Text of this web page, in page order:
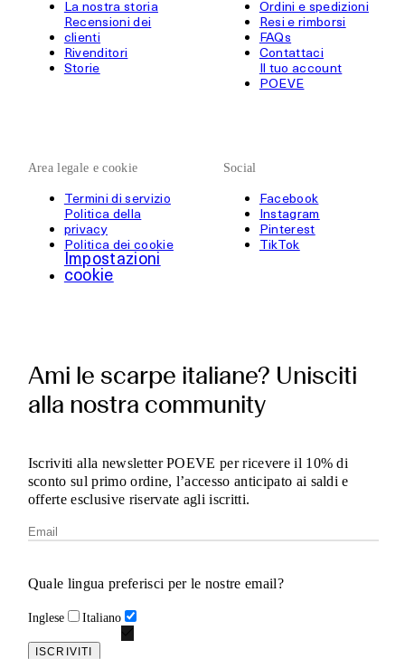
La nostra storia
Recensioni dei
clienti
Rivenditori
Storie
Ordini e spedizioni
Resi e rimborsi
FAQs
Contattaci
Il tuo account
POEVE
Area legale e cookie
Termini di servizio
Politica della
privacy
Politica dei cookie
Impostazioni
cookie
Social
Facebook
Instagram
Pinterest
TikTok
Ami le scarpe italiane? Unisciti
alla nostra community
Iscriviti alla newsletter POEVE per ricevere il 10% di
sconto sul primo ordine, l’accesso anticipato ai saldi e
offerte esclusive riservate agli iscritti.
Quale lingua preferisci per le nostre email?
Inglese Italiano
ISCRIVITI